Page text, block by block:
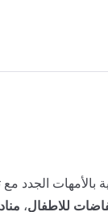
بالأمهات الجدد
للاطفال،